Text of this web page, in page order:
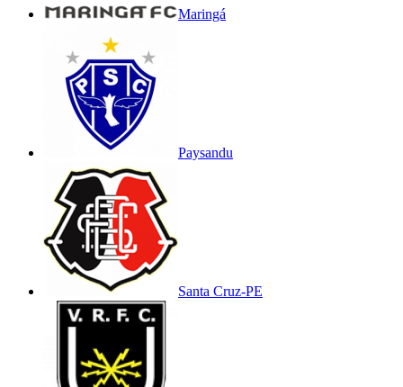
Maringá
Paysandu
Santa Cruz-PE